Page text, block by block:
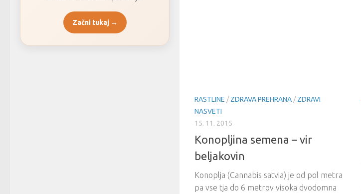
RASTLINE /ZDRAVA PREHRANA /ZDRAVI
NASVETI
15. 11. 2015
Konopljina semena – vir
beljakovin
Konoplja (Cannabis satvia) je od pol metra
pa vse tja do 6 metrov visoka dvodomna
Začni tukaj →